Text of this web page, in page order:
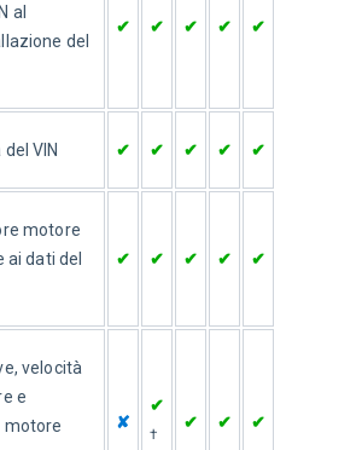
al
del
✔ ✔ ✔ ✔ ✔
VIN ✔ ✔ ✔ ✔ ✔
motore
dati del
✔ ✔ ✔ ✔ ✔
velocità
e
motore
✘
✔
†
✔ ✔ ✔